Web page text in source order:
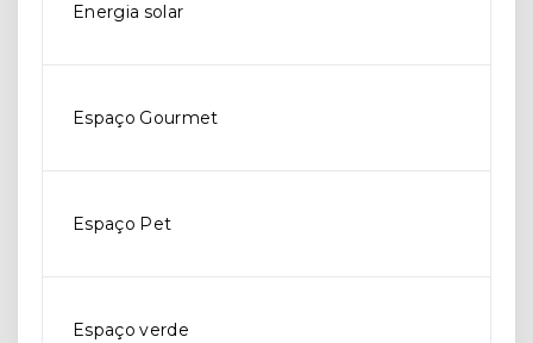
Energia solar
Espaço Gourmet
Espaço Pet
Espaço verde